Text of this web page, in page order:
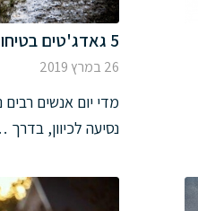
5 גאדג'טים בטיחותיים לרכב שלכם
26 במרץ 2019
מדי יום אנשים
נסיעה לכיוון, בדרך